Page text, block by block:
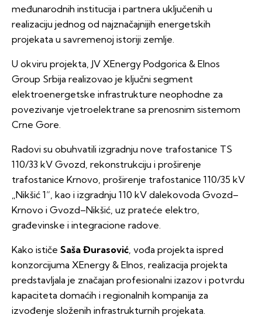
međunarodnih institucija i partnera uključenih u
realizaciju jednog od najznačajnijih energetskih
projekata u savremenoj istoriji zemlje.
U okviru projekta, JV XEnergy Podgorica & Elnos
Group Srbija realizovao je ključni segment
elektroenergetske infrastrukture neophodne za
povezivanje vjetroelektrane sa prenosnim sistemom
Crne Gore.
Radovi su obuhvatili izgradnju nove trafostanice TS
110/33 kV Gvozd, rekonstrukciju i proširenje
trafostanice Krnovo, proširenje trafostanice 110/35 kV
„Nikšić 1“, kao i izgradnju 110 kV dalekovoda Gvozd–
Krnovo i Gvozd–Nikšić, uz prateće elektro,
građevinske i integracione radove.
Kako ističe Saša Đurasović , vođa projekta ispred
konzorcijuma XEnergy & Elnos, realizacija projekta
predstavljala je značajan profesionalni izazov i potvrdu
kapaciteta domaćih i regionalnih kompanija za
izvođenje složenih infrastrukturnih projekata.